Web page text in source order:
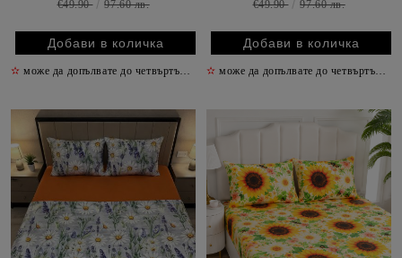
€49.90 97.60 лв.
✫ може да допълвате до четвъртък включително ✫
€49.90 97.60 лв.
✫ може да допълвате до четвъртък включително